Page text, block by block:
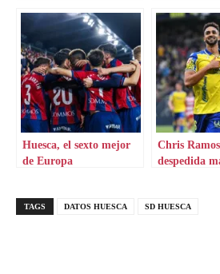
Huesca, el sexto mejor
de Europa
Chris
despedida
TAGS DATOS HUESCA SD HUESCA